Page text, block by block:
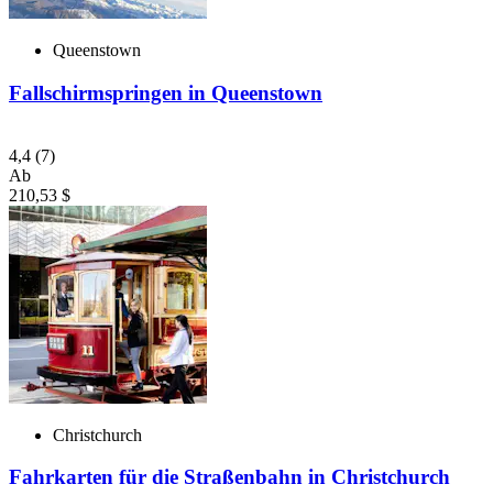
Queenstown
Fallschirmspringen in Queenstown
4,4 (7)
Ab
210,53 $
Christchurch
Fahrkarten für die Straßenbahn in Christchurch